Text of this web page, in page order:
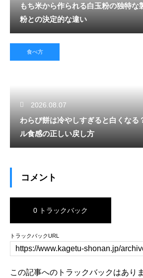
もち米から作られる白玉粉の独特な
粉との決定的な違い
食べ方
2026.08.07
わらび餅は冷やしすぎると白くなる
ル食感の正しい戻し方
コメント
0 トラックバック
トラックバックURL
この記事へのトラックバックはあり